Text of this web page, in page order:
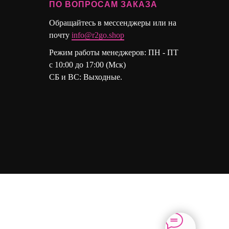
ПО ВОПРОСАМ ЗАКАЗА
Обращайтесь в мессенджеры или на
почту info@r2go.shop
Режим работы менеджеров: ПН - ПТ
с 10:00 до 17:00 (Мск)
СБ и ВС: Выходные.